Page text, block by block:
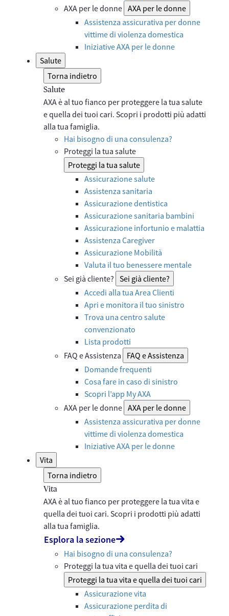
AXA per le donne AXA per le donne
Assistenza assicurativa per donne
vittime di violenza domestica
Iniziative AXA per le donne
Salute
Torna indietro
Salute
AXA è al tuo fianco per proteggere la tua salute
e quella dei tuoi cari. Scopri i prodotti più adatti
alla tua famiglia.
Hai bisogno di una consulenza?
Proteggi la tua salute
Proteggi la tua salute
Assicurazione salute
Assistenza sanitaria
Assicurazione dentistica
Assicurazione sanitaria bambini
Assicurazione infortunio e malattia
Assistenza Caregiver
Assicurazione Mobilità
Valuta il tuo benessere mentale
Sei già cliente? Sei già cliente?
Accedi alla tua Area Clienti
Apri e monitora il tuo sinistro
Trova una centro salute
convenzionato
Lista prodotti
FAQ e Assistenza
FAQ e Assistenza
Domande frequenti
Cosa fare in caso di sinistro
Scopri l’app My AXA
AXA per le donne AXA per le donne
Assistenza assicurativa per donne
vittime di violenza domestica
Iniziative AXA per le donne
Vita
Torna indietro
Vita
AXA è al tuo fianco per proteggere la tua vita e
quella dei tuoi cari. Scopri i prodotti più adatti
alla tua famiglia.
Esplora la sezione
Hai bisogno di una consulenza?
Proteggi la tua vita e quella dei tuoi cari
Proteggi la tua vita e quella dei tuoi cari
Assicurazione vita
Assicurazione perdita di